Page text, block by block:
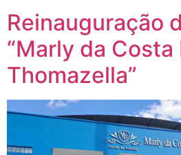
Reinauguração
“Marly da
Thomazella”